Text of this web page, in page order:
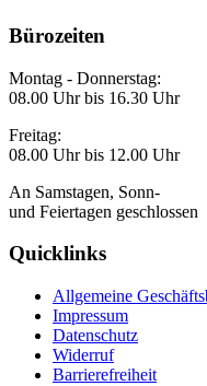
Bürozeiten
Montag - Donnerstag:
08.00 Uhr bis 16.30 Uhr
Freitag:
08.00 Uhr bis 12.00 Uhr
An Samstagen, Sonn-
und Feiertagen geschlossen
Quicklinks
Allgemeine
Impressum
Datenschutz
Widerruf
Barrierefreiheit